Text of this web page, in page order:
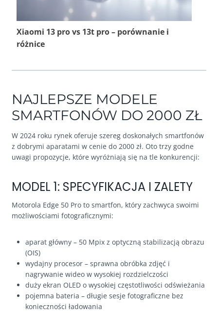
Xiaomi 13 pro vs 13t pro – porównanie i
różnice
NAJLEPSZE MODELE
SMARTFONÓW DO 2000 ZŁ
W 2024 roku rynek oferuje szereg doskonałych smartfonów
z dobrymi aparatami w cenie do 2000 zł. Oto trzy godne
uwagi propozycje, które wyróżniają się na tle konkurencji:
MODEL 1: SPECYFIKACJA I ZALETY
Motorola Edge 50 Pro to smartfon, który zachwyca swoimi
możliwościami fotograficznymi:
aparat główny – 50 Mpix z optyczną stabilizacją obrazu
(OIS)
wydajny procesor – sprawna obróbka zdjęć i
nagrywanie wideo w wysokiej rozdzielczości
duży ekran OLED o wysokiej częstotliwości odświeżania
pojemna bateria – długie sesje fotograficzne bez
konieczności ładowania